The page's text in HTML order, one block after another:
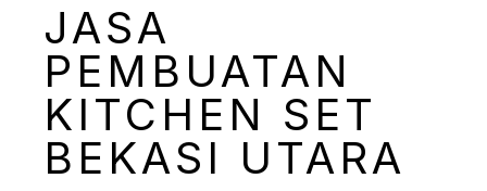
JASA
PEMBUATAN
KITCHEN SET
BEKASI UTARA